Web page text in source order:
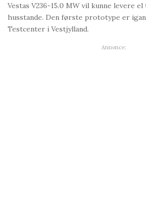
Vestas V236-15.0 MW vil kunne levere
husstande. Den første prototype er
Testcenter i Vestjylland.
Annonce: